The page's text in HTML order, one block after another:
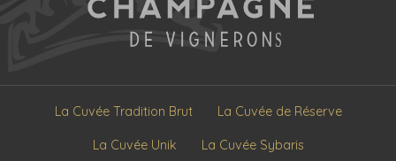
La Cuvée Tradition Brut La Cuvée de Réserve
La Cuvée Unik La Cuvée Sybaris